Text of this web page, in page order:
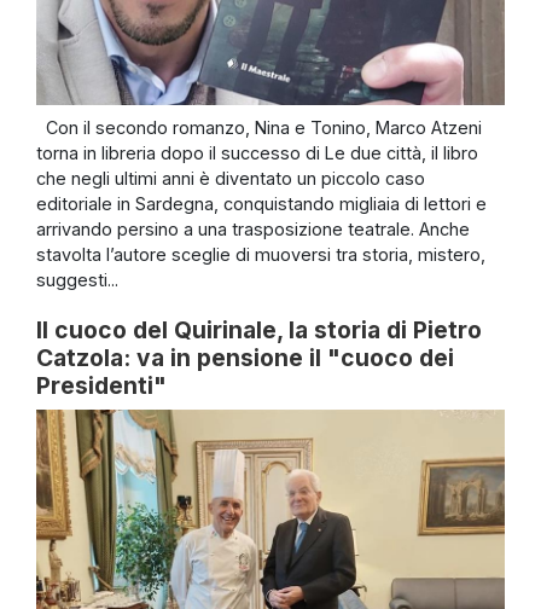
Con il secondo romanzo, Nina e Tonino, Marco Atzeni
torna in libreria dopo il successo di Le due città, il libro
che negli ultimi anni è diventato un piccolo caso
editoriale in Sardegna, conquistando migliaia di lettori e
arrivando persino a una trasposizione teatrale. Anche
stavolta l’autore sceglie di muoversi tra storia, mistero,
suggesti...
Il cuoco del Quirinale, la storia di Pietro
Catzola: va in pensione il "cuoco dei
Presidenti"